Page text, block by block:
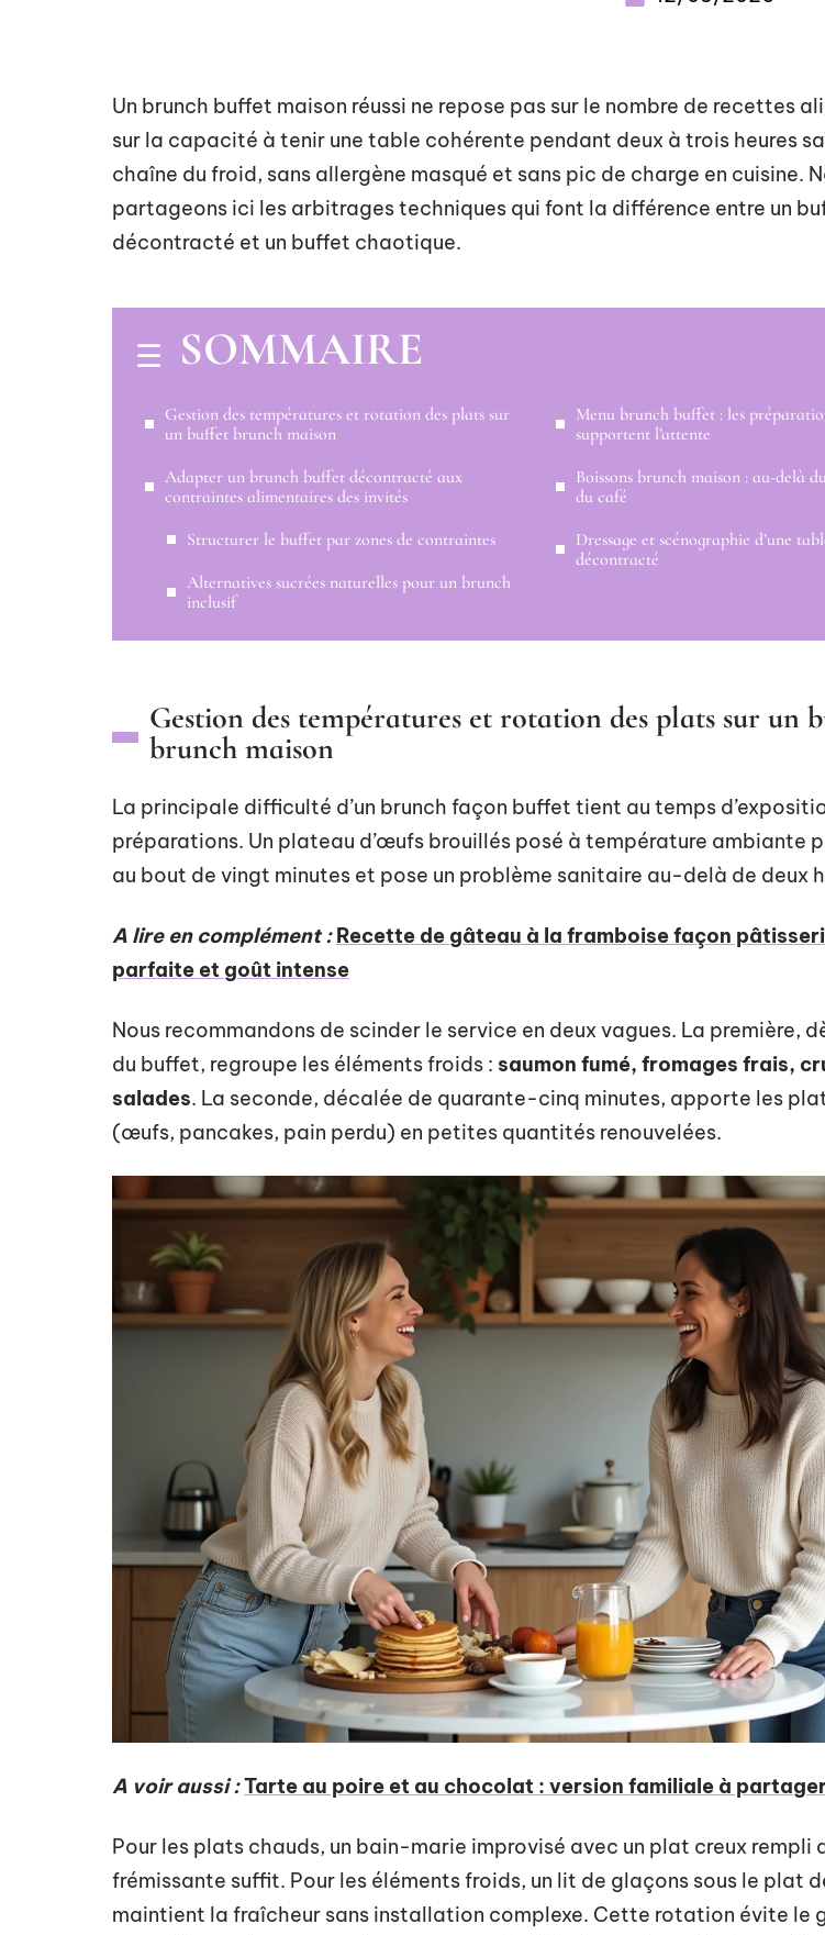
Un brunch buffet maison réussi ne repose pas sur le nombre de recettes
sur la capacité à tenir une table cohérente pendant deux à trois heures
chaîne du froid, sans allergène masqué et sans pic de charge en cuisine.
partageons ici les arbitrages techniques qui font la différence entre un
décontracté et un buffet chaotique.
SOMMAIRE
Gestion des températures et rotation des plats sur
un buffet brunch maison
Adapter un brunch buffet décontracté aux
contraintes alimentaires des invités
Structurer le buffet par zones de contraintes
Alternatives sucrées naturelles pour un brunch
inclusif
Menu brunch buffet : les
supportent l’attente
Boissons brunch maison : au-delà
du café
Dressage et scénographie d’une
décontracté
Gestion des températures et rotation des plats sur un
brunch maison
La principale difficulté d’un brunch façon buffet tient au temps
préparations. Un plateau d’œufs brouillés posé à température ambiante
au bout de vingt minutes et pose un problème sanitaire au-delà de deux
A lire en complément : Recette de gâteau à la framboise façon
parfaite et goût intense
Nous recommandons de scinder le service en deux vagues. La première,
du buffet, regroupe les éléments froids : saumon fumé, fromages frais,
salades. La seconde, décalée de quarante-cinq minutes, apporte les
(œufs, pancakes, pain perdu) en petites quantités renouvelées.
A voir aussi :Tarte au poire et au chocolat : version familiale à
Pour les plats chauds, un bain-marie improvisé avec un plat creux rempli
frémissante suffit. Pour les éléments froids, un lit de glaçons sous le plat
maintient la fraîcheur sans installation complexe. Cette rotation évite le